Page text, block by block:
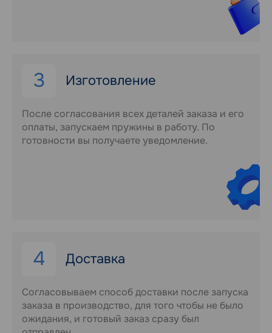
3 Изготовление
После согласования всех деталей заказа и его
оплаты, запускаем пружины в работу. По
готовности вы получаете уведомление.
4 Доставка
Согласовываем способ доставки после запуска
заказа в производство, для того чтобы не было
ожидания, и готовый заказ сразу был